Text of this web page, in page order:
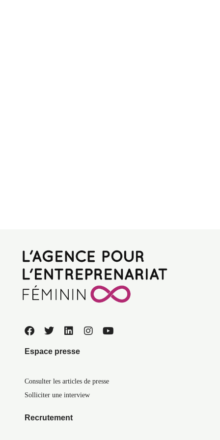
Espace presse
Consulter les articles de presse
Solliciter une interview
Recrutement